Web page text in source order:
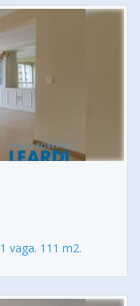
vaga. 111 m2.